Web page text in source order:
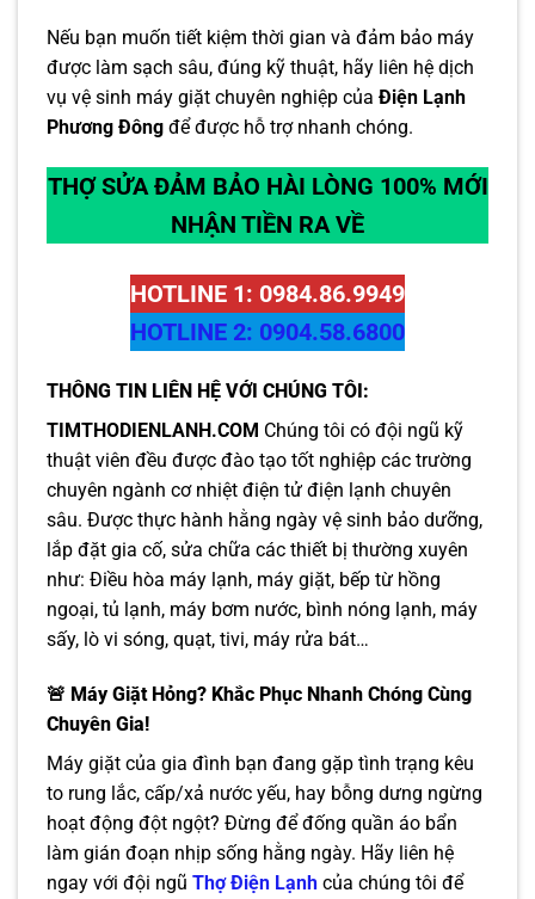
Nếu bạn muốn tiết kiệm thời gian và đảm bảo máy
được làm sạch sâu, đúng kỹ thuật, hãy liên hệ dịch
vụ vệ sinh máy giặt chuyên nghiệp của Điện Lạnh
Phương Đông để được hỗ trợ nhanh chóng.
THỢ SỬA ĐẢM BẢO HÀI LÒNG 100% MỚI
NHẬN TIỀN RA VỀ
HOTLINE 1: 0984.86.9949
HOTLINE 2: 0904.58.6800
THÔNG TIN LIÊN HỆ VỚI CHÚNG TÔI:
TIMTHODIENLANH.COM Chúng tôi có đội ngũ kỹ
thuật viên đều được đào tạo tốt nghiệp các trường
chuyên ngành cơ nhiệt điện tử điện lạnh chuyên
sâu. Được thực hành hằng ngày vệ sinh bảo dưỡng,
lắp đặt gia cố, sửa chữa các thiết bị thường xuyên
như: Điều hòa máy lạnh, máy giặt, bếp từ hồng
ngoại, tủ lạnh, máy bơm nước, bình nóng lạnh, máy
sấy, lò vi sóng, quạt, tivi, máy rửa bát…
🚨 Máy Giặt Hỏng? Khắc Phục Nhanh Chóng Cùng
Chuyên Gia!
Máy giặt của gia đình bạn đang gặp tình trạng kêu
to rung lắc, cấp/xả nước yếu, hay bỗng dưng ngừng
hoạt động đột ngột? Đừng để đống quần áo bẩn
làm gián đoạn nhịp sống hằng ngày. Hãy liên hệ
ngay với đội ngũ Thợ Điện Lạnh của chúng tôi để